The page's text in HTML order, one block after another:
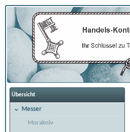
Übersicht
Messer
Morakniv